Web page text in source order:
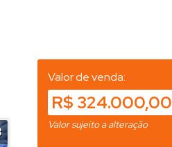
Valor de venda:
R$ 324.000,00
Valor sujeito a alteração